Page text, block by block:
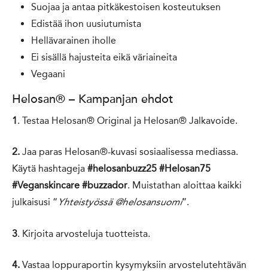
Suojaa ja antaa pitkäkestoisen kosteutuksen
Edistää ihon uusiutumista
Hellävarainen iholle
Ei sisällä hajusteita eikä väriaineita
Vegaani
Helosan® – Kampanjan ehdot
1. Testaa Helosan® Original ja Helosan® Jalkavoide.
2. Jaa paras Helosan®-kuvasi sosiaalisessa mediassa.
Käytä hashtageja #helosanbuzz25 #Helosan75
#Veganskincare #buzzador. Muistathan aloittaa kaikki
julkaisusi “ Yhteistyössä @helosansuomi”.
3. Kirjoita arvosteluja tuotteista.
4. Vastaa loppuraportin kysymyksiin arvostelutehtävän